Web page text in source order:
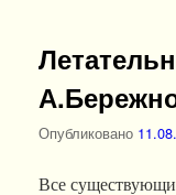
Опубликовано
Все